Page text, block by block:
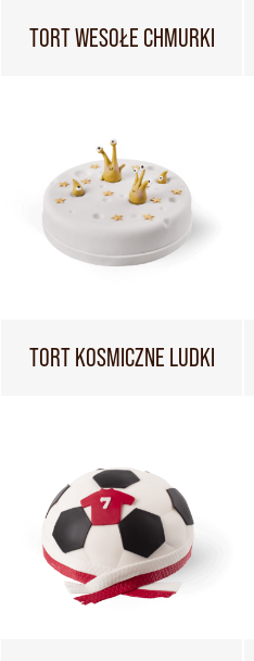
TORT WESOŁE CHMURKI
TORT KOSMICZNE LUDKI